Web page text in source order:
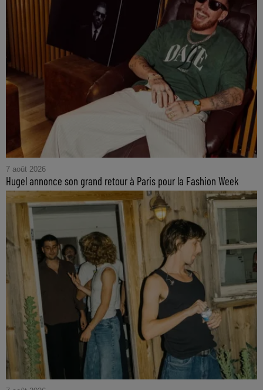
7 août 2026
Hugel annonce son grand retour à Paris pour la Fashion Week